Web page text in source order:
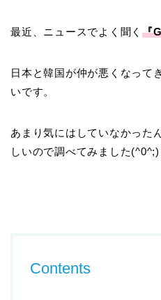
最近、ニュースでよく聞く『
日本と韓国が仲が悪くなって
いです。
あまり気にはしていなかった
しいので調べてみました(^0^;)
Contents